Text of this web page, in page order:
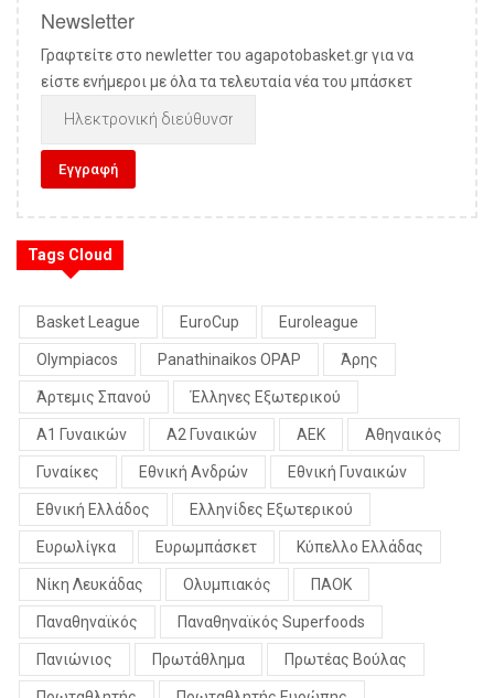
Newsletter
Γραφτείτε στο newletter του agapotobasket.gr για να
είστε ενήμεροι με όλα τα τελευταία νέα του μπάσκετ
Tags Cloud
Basket League EuroCup Euroleague
Olympiacos Panathinaikos OPAP Άρης
Άρτεμις Σπανού Έλληνες Εξωτερικού
Α1 Γυναικών Α2 Γυναικών ΑΕΚ Αθηναικός
Γυναίκες Εθνική Ανδρών Εθνική Γυναικών
Εθνική Ελλάδος Ελληνίδες Εξωτερικού
Ευρωλίγκα Ευρωμπάσκετ Κύπελλο Ελλάδας
Νίκη Λευκάδας Ολυμπιακός ΠΑΟΚ
Παναθηναϊκός Παναθηναϊκός Superfoods
Πανιώνιος Πρωτάθλημα Πρωτέας Βούλας